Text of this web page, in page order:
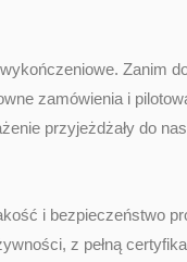
Zanim
zamówienia i
przyjeżdżały do
i bezpieczeństwo
z pełną